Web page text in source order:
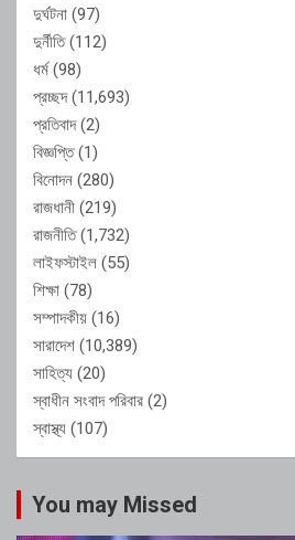
দুর্ঘটনা (97)
দুর্নীতি(112)
ধর্ম(98)
প্রচ্ছদ(11,693)
প্রতিবাদ(2)
বিজ্ঞপ্তি(1)
বিনোদন (280)
রাজধানী (219)
রাজনীতি(1,732)
লাইফস্টাইল (55)
শিক্ষা (78)
সম্পাদকীয় (16)
সারাদেশ (10,389)
সাহিত্য (20)
স্বাধীন সংবাদ পরিবার (2)
স্বাস্থ্য (107)
You may Missed